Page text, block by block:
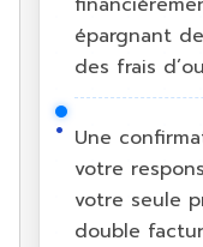
épargnant
des frais
Une
votre
votre seule
double